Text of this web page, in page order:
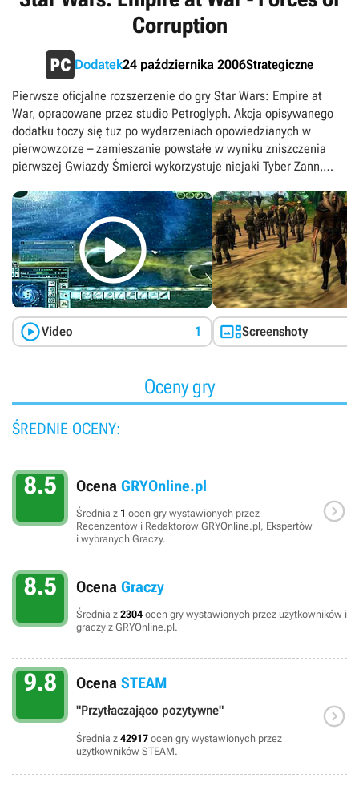
Corruption
Dodatek24 października 2006Strategiczne
Pierwsze oficjalne rozszerzenie do gry Star Wars: Empire at
War, opracowane przez studio Petroglyph. Akcja opisywanego
dodatku toczy się tuż po wydarzeniach opowiedzianych w
pierwowzorze – zamieszanie powstałe w wyniku zniszczenia
pierwszej Gwiazdy Śmierci wykorzystuje niejaki Tyber Zann,
czasów Jabby Hutta. W Star Wars: Empire at War – Forces of
Corruption do naszej dyspozycji oddano zupełnie nową frakcję
walczącą zarówno z Rebelią, jak i Imperium. Podziemie potrafi
na przykład szpiegować oraz sabotować działania wrogich
frakcji, choćby poprzez ograniczenie produkcji ich jednostek.
Add-on wprowadza również nowe opcje w walce lądowej
(pokroju możliwości rozbudowy bazy oraz korzystania z
partyzantki w atakach na pozycje nieprzyjaciół) i dodatkowe
jednostki dla wszystkich stron konfliktu (mowa na przykład o

Video 1 Screenshoty
Oceny gry
ŚREDNIE OCENY:
8.5 Ocena GRYOnline.pl
Średnia z 1 ocen gry wystawionych przez
Recenzentów i Redaktorów GRYOnline.pl, Ekspertów
i wybranych Graczy.

8.5 Ocena Graczy
Średnia z 2304 ocen gry wystawionych przez użytkowników i
graczy z GRYOnline.pl.
9.8 Ocena STEAM
"Przytłaczająco pozytywne"
Średnia z 42917 ocen gry wystawionych przez
użytkowników STEAM.
